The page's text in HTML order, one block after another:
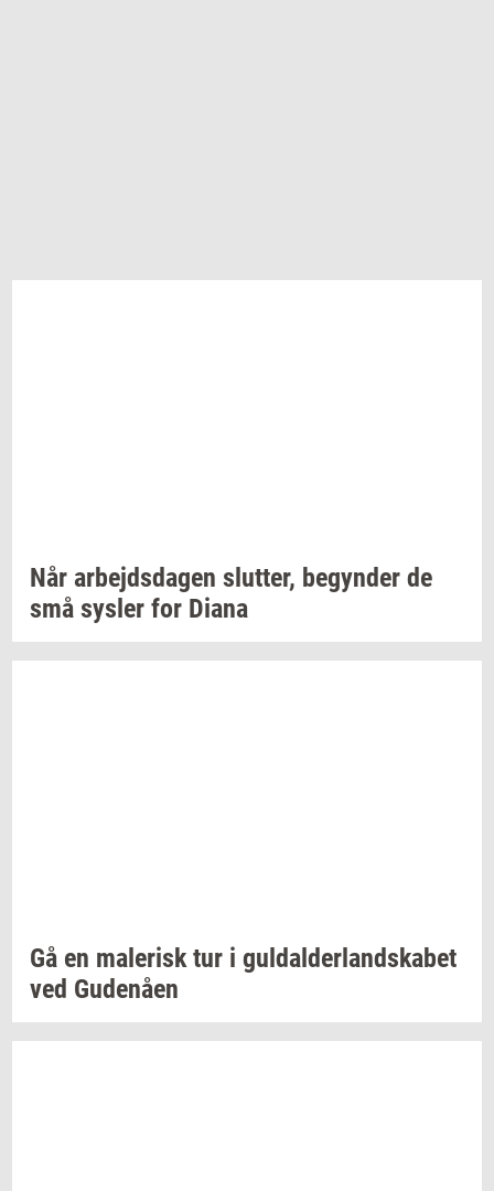
Når ar­bejds­da­gen slut­ter, be­gyn­der de
små sy­s­ler for Diana
Gå en ma­le­risk tur i gul­dal­der­land­ska­bet
ved Gu­denå­en